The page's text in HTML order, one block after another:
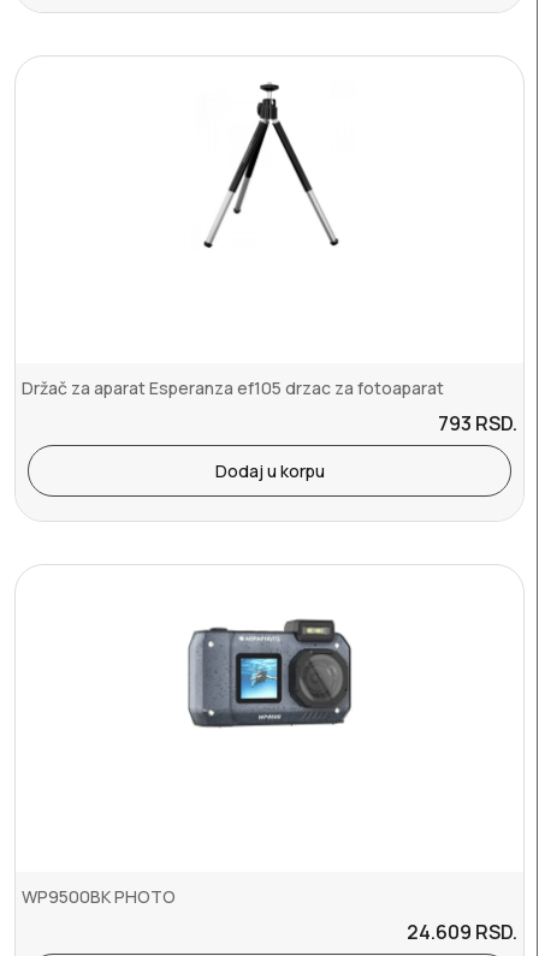
Držač za aparat Esperanza ef105 drzac za fotoaparat
793 RSD.
Dodaj u korpu
WP9500BK PHOTO
24.609 RSD.